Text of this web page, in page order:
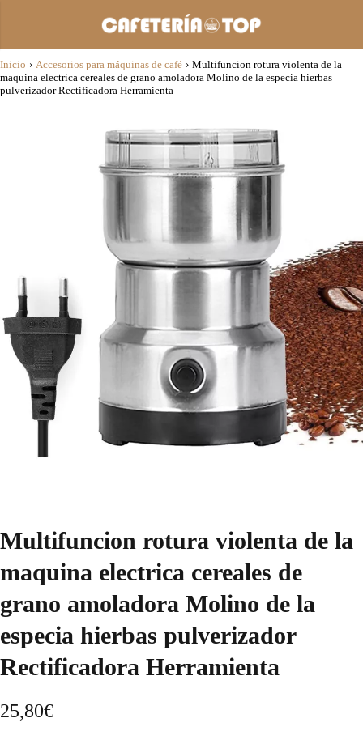
Inicio › Accesorios para máquinas de café › Multifuncion rotura violenta de la
maquina electrica cereales de grano amoladora Molino de la especia hierbas
pulverizador Rectificadora Herramienta
Multifuncion rotura violenta de la
maquina electrica cereales de
grano amoladora Molino de la
especia hierbas pulverizador
Rectificadora Herramienta
25,80€